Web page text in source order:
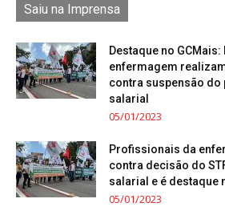
Saiu na Imprensa
Destaque no
enfermagem
contra suspensão do
salarial
05/01/2023
Profissionais da
contra decisão do
salarial e é destaque
05/01/2023